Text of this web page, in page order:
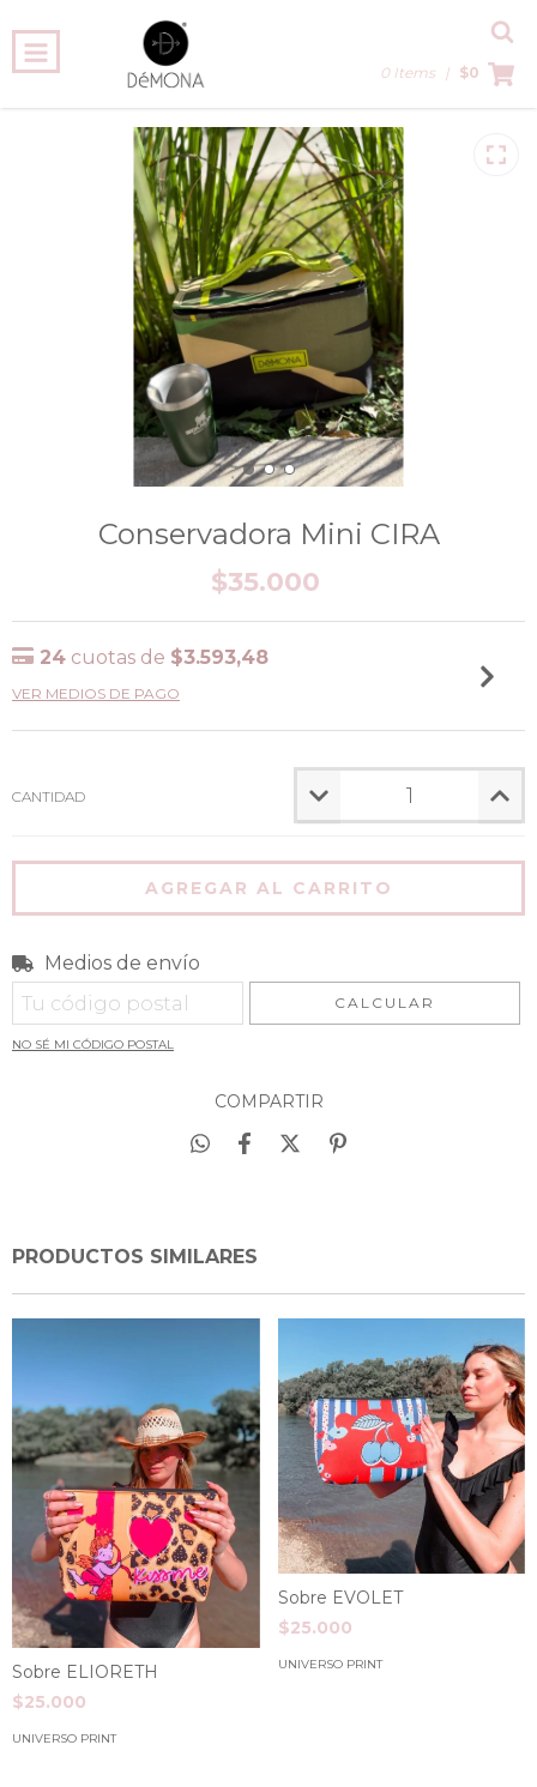
0 Items | $0
Conservadora Mini CIRA
$35.000
24 cuotas de $3.593,48
VER MEDIOS DE PAGO
CANTIDAD
Entregas para el CP:
Medios de envío
CALCULAR
NO SÉ MI CÓDIGO POSTAL
COMPARTIR
PRODUCTOS SIMILARES
Sobre ELIORETH
$25.000
UNIVERSO PRINT
Sobre EVOLET
$25.000
UNIVERSO PRINT